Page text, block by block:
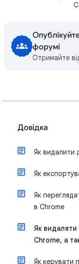
форумі
Отримайте
Довідка
Як видалити
Як
Як
в Chrome
Як
Chrome, а
Як керувати